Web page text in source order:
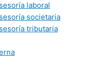
laboral
societaria
tributaria